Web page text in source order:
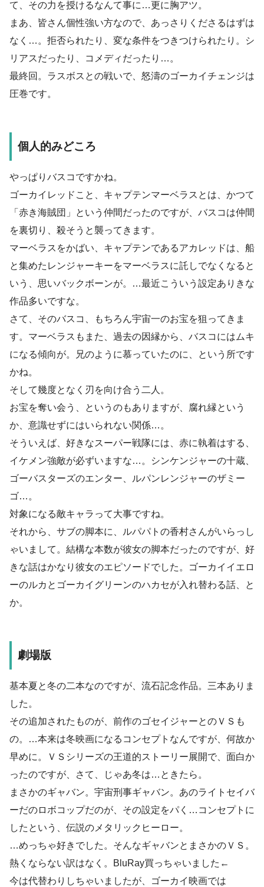
て、その力を授けるなんて事に…更に胸アツ。
まあ、皆さん個性強い方なので、あっさりくださるはずは
なく…。拒否られたり、変な条件をつきつけられたり。シ
リアスだったり、コメディだったり…。
最終回。ラスボスとの戦いで、怒濤のゴーカイチェンジは
圧巻です。
個人的みどころ
やっぱりバスコですかね。
ゴーカイレッドこと、キャプテンマーベラスとは、かつて
「赤き海賊団」という仲間だったのですが、バスコは仲間
を裏切り、殺そうと襲ってきます。
マーベラスをかばい、キャプテンであるアカレッドは、船
と集めたレンジャーキーをマーベラスに託しでなくなると
いう、思いバックボーンが。…最近こういう設定ありきな
作品多いですな。
さて、そのバスコ、もちろん宇宙一のお宝を狙ってきま
す。マーベラスもまた、過去の因縁から、バスコにはムキ
になる傾向が。兄のように慕っていたのに、という所です
かね。
そして幾度となく刃を向け合う二人。
お宝を奪い会う、というのもありますが、腐れ縁という
か、意識せずにはいられない関係…。
そういえば、好きなスーパー戦隊には、赤に執着はする、
イケメン強敵が必ずいますな…。シンケンジャーの十蔵、
ゴーバスターズのエンター、ルパンレンジャーのザミー
ゴ…。
対象になる敵キャラって大事ですね。
それから、サブの脚本に、ルパパトの香村さんがいらっし
ゃいまして。結構な本数が彼女の脚本だったのですが、好
きな話はかなり彼女のエピソードでした。ゴーカイイエロ
ーのルカとゴーカイグリーンのハカセが入れ替わる話、と
か。
劇場版
基本夏と冬の二本なのですが、流石記念作品。三本ありま
した。
その追加されたものが、前作のゴセイジャーとのＶＳも
の。…本来は冬映画になるコンセプトなんですが、何故か
早めに。ＶＳシリーズの王道的ストーリー展開で、面白か
ったのですが、さて、じゃあ冬は…ときたら。
まさかのギャバン。宇宙刑事ギャバン。あのライトセイバ
ーだのロボコップだのが、その設定をパく…コンセプトに
したという、伝説のメタリックヒーロー。
…めっちゃ好きでした。そんなギャバンとまさかのＶＳ。
熱くならない訳はなく。BluRay買っちゃいました←
今は代替わりしちゃいましたが、ゴーカイ映画では